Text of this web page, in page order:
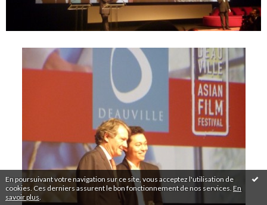
En poursuivant votre navigation sur ce site, vous acceptez l'utilisation de
cookies. Ces derniers assurent le bon fonctionnement de nos services. En
savoir plus